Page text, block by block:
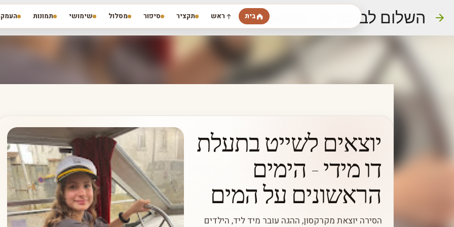
דילוג לתוכן הראשי השלום לב-ארים רואים עולם
בית ראש תקציר סיפור מסלול שימושי תמונות
יוצאים לשייט בתעלת
דו מידי - הימים
הראשונים על המים
הסירה יוצאת מקרקסון, ההגה עובר מיד ליד, הילדים